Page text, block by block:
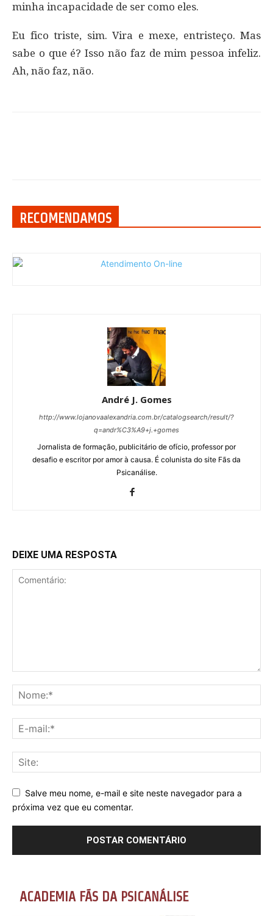
minha incapacidade de ser como eles.
Eu fico triste, sim. Vira e mexe, entristeço. Mas
sabe o que é? Isso não faz de mim pessoa infeliz.
Ah, não faz, não.
RECOMENDAMOS
André J. Gomes
http://www.lojanovaalexandria.com.br/catalogsearch/result/?
q=andr%C3%A9+j.+gomes
Jornalista de formação, publicitário de ofício, professor por
desafio e escritor por amor à causa. É colunista do site Fãs da
Psicanálise.
DEIXE UMA RESPOSTA
Salve meu nome, e-mail e site neste navegador para a
próxima vez que eu comentar.
ACADEMIA FÃS DA PSICANÁLISE